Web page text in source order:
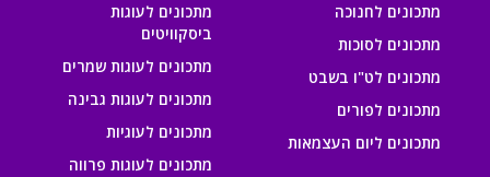
מתכונים לחנוכה
מתכונים לסוכות
מתכונים לט"ו בשבט
מתכונים לפורים
מתכונים ליום העצמאות
מתכונים לעוגות
ביסקוויטים
מתכונים לעוגות שמרים
מתכונים לעוגות גבינה
מתכונים לעוגיות
מתכונים לעוגות פרווה